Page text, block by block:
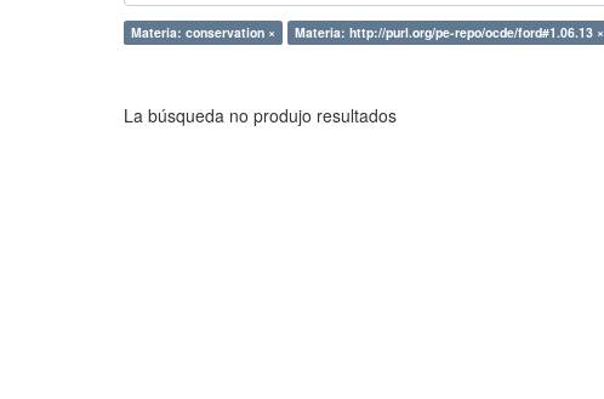
Materia: conservation × Materia: http://purl.org/pe-repo/ocde/ford#1.06.13 ×
La búsqueda no produjo resultados